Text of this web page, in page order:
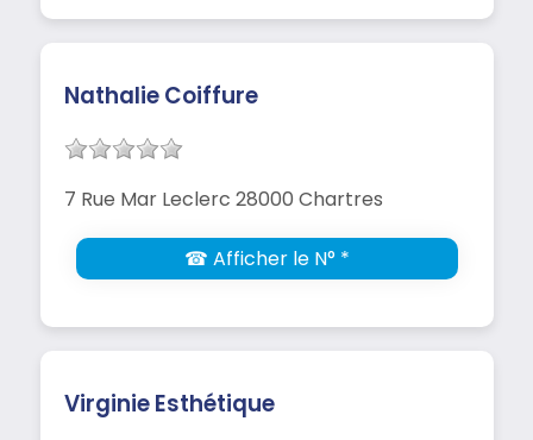
Nathalie Coiffure
7 Rue Mar Leclerc 28000 Chartres
☎ Afficher le N° *
Virginie Esthétique